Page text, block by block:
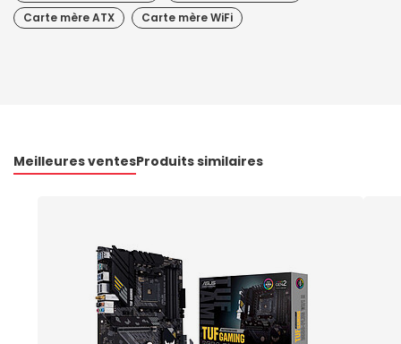
Carte mère ATX
Carte mère WiFi
Meilleures ventesProduits similaires